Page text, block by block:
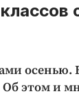
осенью.
этом и